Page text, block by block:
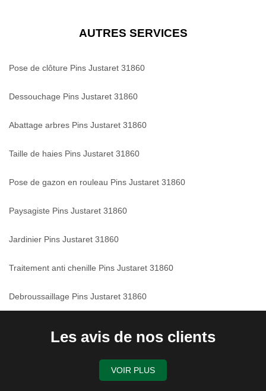
AUTRES SERVICES
Pose de clôture Pins Justaret 31860
Dessouchage Pins Justaret 31860
Abattage arbres Pins Justaret 31860
Taille de haies Pins Justaret 31860
Pose de gazon en rouleau Pins Justaret 31860
Paysagiste Pins Justaret 31860
Jardinier Pins Justaret 31860
Traitement anti chenille Pins Justaret 31860
Debroussaillage Pins Justaret 31860
Les avis de nos clients
VOIR PLUS